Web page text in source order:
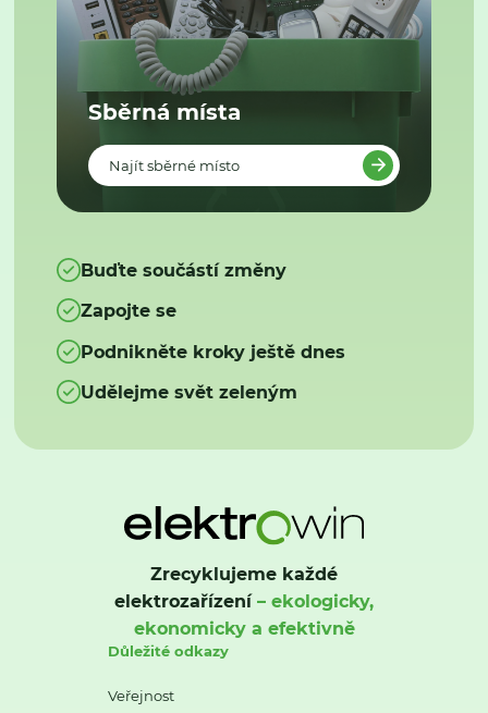
Sběrná místa
Najít sběrné místo
Buďte součástí změny
Zapojte se
Podnikněte kroky ještě dnes
Udělejme svět zeleným
Zrecyklujeme každé
elektrozařízení– ekologicky,
ekonomicky a efektivně
Důležité odkazy
Veřejnost